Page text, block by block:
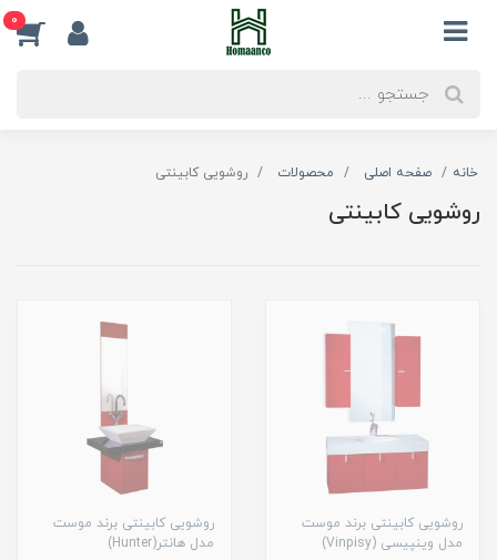
0
خانه صفحه اصلی محصولات روشویی کابینتی
روشویی کابینتی
روشویی کابینتی برند موست
مدل وینپیسی (Vinpisy)
روشویی کابینتی برند موست
مدل هانتر(Hunter)